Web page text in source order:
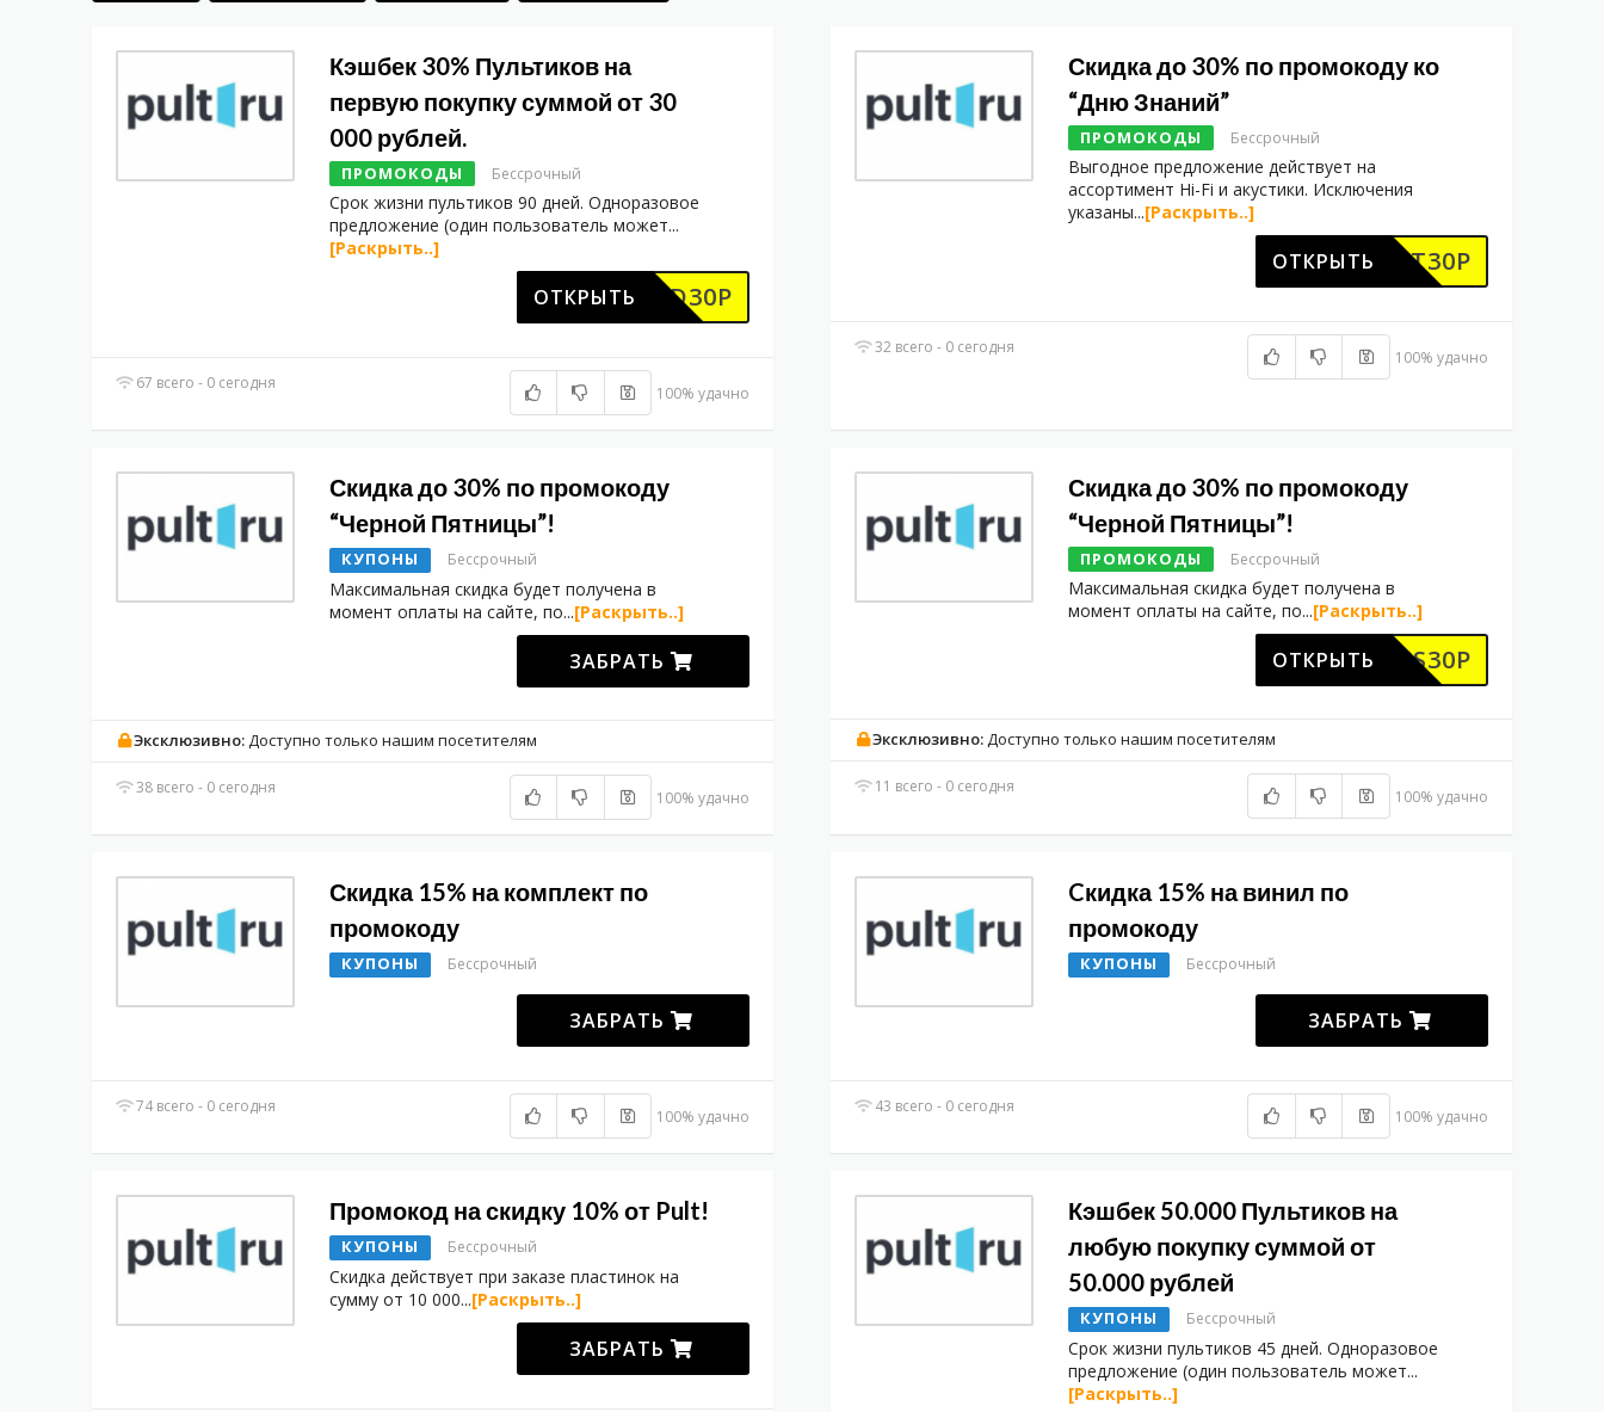
Кэшбек 30% Пультиков на
первую покупку суммой от 30
000 рублей.
ПРОМОКОДЫ Бессрочный
Срок жизни пультиков 90 дней. Одноразовое
предложение (один пользователь может...
[Раскрыть..]
MITAD30P
ОТКРЫТЬ
67 всего - 0 сегодня
100% удачно
Скидка до 30% по промокоду ко
“Дню Знаний”
ПРОМОКОДЫ Бессрочный
Выгодное предложение действует на
ассортимент Hi-Fi и акустики. Исключения
указаны...[Раскрыть..]
DINET30P
ОТКРЫТЬ
32 всего - 0 сегодня
100% удачно
Скидка до 30% по промокоду
“Черной Пятницы”!
КУПОНЫ Бессрочный
Максимальная скидка будет получена в
момент оплаты на сайте, по...[Раскрыть..]
ЗАБРАТЬ
Эксклюзивно:Доступно только нашим посетителям
38 всего - 0 сегодня
100% удачно
Скидка до 30% по промокоду
“Черной Пятницы”!
ПРОМОКОДЫ Бессрочный
Максимальная скидка будет получена в
момент оплаты на сайте, по...[Раскрыть..]
KODUS30P
ОТКРЫТЬ
Эксклюзивно:Доступно только нашим посетителям
11 всего - 0 сегодня
100% удачно
Скидка 15% на комплект по
промокоду
КУПОНЫ Бессрочный
ЗАБРАТЬ
74 всего - 0 сегодня
100% удачно
Cкидка 15% на винил по
промокоду
КУПОНЫ Бессрочный
ЗАБРАТЬ
43 всего - 0 сегодня
100% удачно
Промокод на скидку 10% от Pult!
КУПОНЫ Бессрочный
Скидка действует при заказе пластинок на
сумму от 10 000...[Раскрыть..]
ЗАБРАТЬ
Кэшбек 50.000 Пультиков на
любую покупку суммой от
50.000 рублей
КУПОНЫ Бессрочный
Срок жизни пультиков 45 дней. Одноразовое
предложение (один пользователь может...
[Раскрыть..]